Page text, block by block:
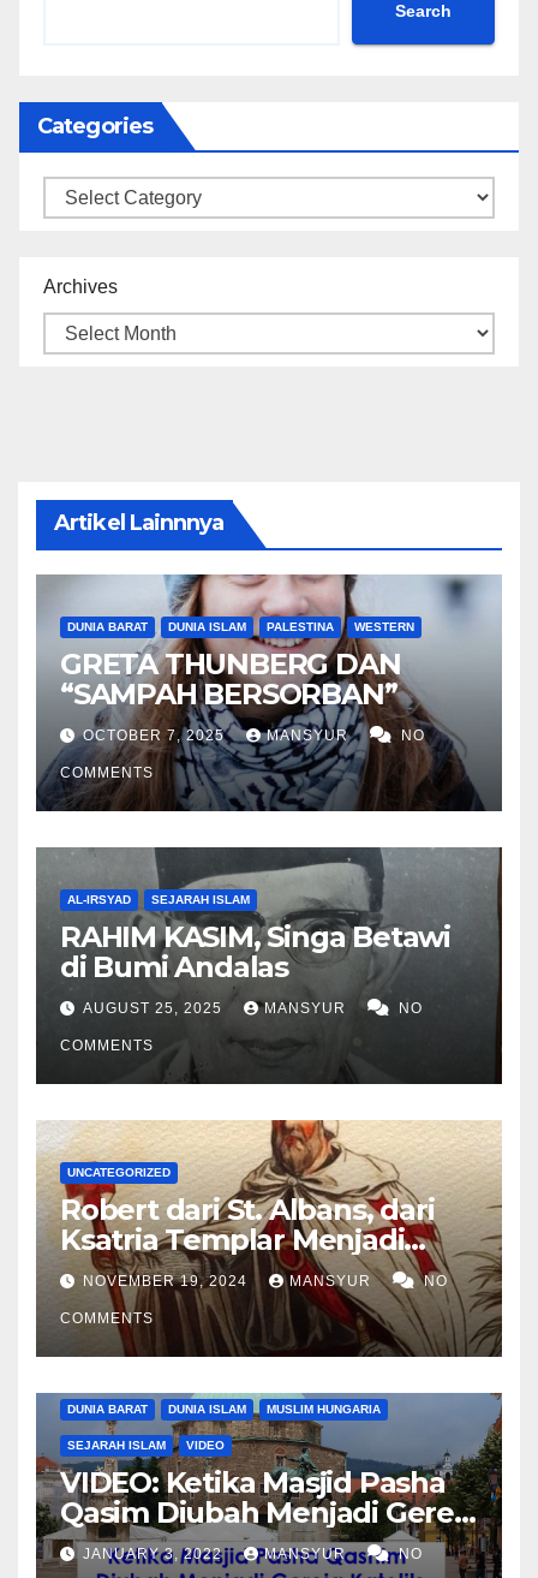
Search
Categories
Categories
Archives
Artikel Lainnnya
DUNIA BARAT DUNIA ISLAM PALESTINA WESTERN
GRETA THUNBERG DAN
“SAMPAH BERSORBAN”
OCTOBER 7, 2025 MANSYUR NO
COMMENTS
AL-IRSYAD SEJARAH ISLAM
RAHIM KASIM, Singa Betawi
di Bumi Andalas
AUGUST 25, 2025 MANSYUR NO
COMMENTS
UNCATEGORIZED
Robert dari St. Albans, dari
Ksatria Templar Menjadi
Komandan Pasukan
Shalahuddin Merebut
Kembali Yerusalem
NOVEMBER 19, 2024 MANSYUR NO
COMMENTS
DUNIA BARAT DUNIA ISLAM MUSLIM HUNGARIA
SEJARAH ISLAM VIDEO
VIDEO: Ketika Masjid Pasha
Qasim Diubah Menjadi Gereja
Katolik di Pecs, Hungaria
JANUARY 3, 2022 MANSYUR NO